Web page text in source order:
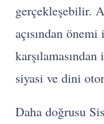
gerçekleşebilir.
açısından önemi
siyasi ve dini
Daha doğrusu